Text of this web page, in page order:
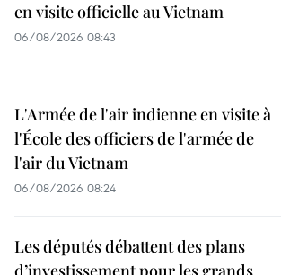
en visite officielle au Vietnam
06/08/2026 08:43
L'Armée de l'air indienne en visite à
l'École des officiers de l'armée de
l'air du Vietnam
06/08/2026 08:24
Les députés débattent des plans